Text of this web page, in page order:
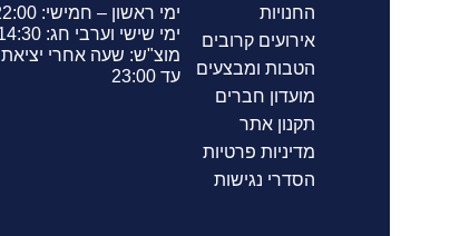
החנויות
אירועים קרובים
הטבות ומבצעים
מועדון חברים
תקנון אתר
מדיניות פרטיות
הסדרי נגישות
ימי ראשון – חמישי: 9:30-22:00
ימי שישי וערבי חג: 9:00-14:30
מוצ"ש: שעה אחרי
עד 23:00